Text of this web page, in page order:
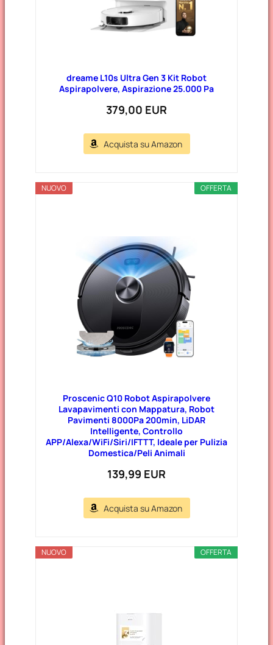
dreame L10s Ultra Gen 3 Kit Robot
Aspirapolvere, Aspirazione 25.000 Pa
379,00 EUR
Acquista su Amazon
OFFERTA
NUOVO
Proscenic Q10 Robot Aspirapolvere
Lavapavimenti con Mappatura, Robot
Pavimenti 8000Pa 200min, LiDAR
Intelligente, Controllo
APP/Alexa/WiFi/Siri/IFTTT, Ideale per Pulizia
Domestica/Peli Animali
139,99 EUR
Acquista su Amazon
OFFERTA
NUOVO